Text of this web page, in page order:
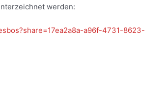
werden:
a96f-4731-8623-